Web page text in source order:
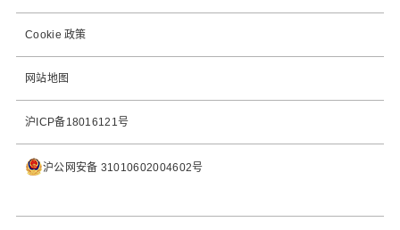
Cookie 政策
网站地图
沪ICP备18016121号
沪公网安备 31010602004602号